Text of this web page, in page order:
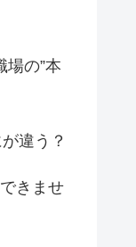
場の”本
違う？
きませ